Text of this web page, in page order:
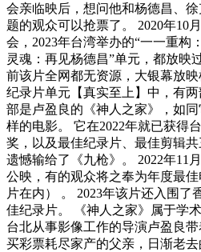
会亲临映后，想问他和杨德昌、
题的观众可以抢票了。 2020年10
会，2023年台湾举办的“一一重构
灵魂：再见杨德昌”单元，都放映
前该片全网都无资源，大银幕放
纪录片单元【真实至上】中，有
部是卢盈良的《神人之家》，如
样的电影。 它在2022年就已获得
奖，以及最佳纪录片、最佳剪辑
遗憾输给了《九枪》。 2022年11
公映，有的观众将之奉为年度最
片在内） 。 2023年该片还入围了
佳纪录片。 《神人之家》属于学
台北从事影像工作的导演卢盈良
买彩票耗尽家产的父亲，日渐老